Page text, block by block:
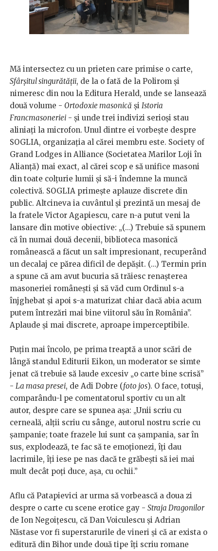
Mă intersectez cu un prieten care primise o carte,
Sfârșitul singurătății, de la o fată de la Polirom și
nimeresc din nou la Editura Herald, unde se lansează
două volume - Ortodoxie masonică și Istoria
Francmasoneriei - și unde trei indivizi serioși stau
aliniați la microfon. Unul dintre ei vorbește despre
SOGLIA, organizația al cărei membru este. Society of
Grand Lodges in Alliance (Societatea Marilor Loji în
Alianță) mai exact, al cărei scop e să unifice masoni
din toate colțurie lumii și să-i îndemne la muncă
colectivă. SOGLIA primește aplauze discrete din
public. Altcineva ia cuvântul și prezintă un mesaj de
la fratele Victor Agapiescu, care n-a putut veni la
lansare din motive obiective: „(...) Trebuie să spunem
că în numai două decenii, biblioteca masonică
românească a făcut un salt impresionant, recuperând
un decalaj ce părea dificil de depășit. (...) Termin prin
a spune că am avut bucuria să trăiesc renașterea
masoneriei românești și să văd cum Ordinul s-a
înjghebat și apoi s-a maturizat chiar dacă abia acum
putem întrezări mai bine viitorul său în România”.
Aplaude și mai discrete, aproape imperceptibile.
Puțin mai încolo, pe prima treaptă a unor scări de
lângă standul Editurii Eikon, un moderator se simte
jenat că trebuie să laude excesiv „o carte bine scrisă”
- La masa presei, de Adi Dobre (foto jos). O face, totuși,
comparându-l pe comentatorul sportiv cu un alt
autor, despre care se spunea așa: „Unii scriu cu
cerneală, alții scriu cu sânge, autorul nostru scrie cu
șampanie; toate frazele lui sunt ca șampania, sar în
sus, explodează, te fac să te emoționezi, îți dau
lacrimile, îți iese pe nas dacă te grăbești să iei mai
mult decât poți duce, așa, cu ochii.”
Aflu că Patapievici ar urma să vorbească a doua zi
despre o carte cu scene erotice gay - Straja Dragonilor
de Ion Negoițescu, că Dan Voiculescu și Adrian
Năstase vor fi superstarurile de vineri și că ar exista o
editură din Bihor unde două tipe îți scriu romane